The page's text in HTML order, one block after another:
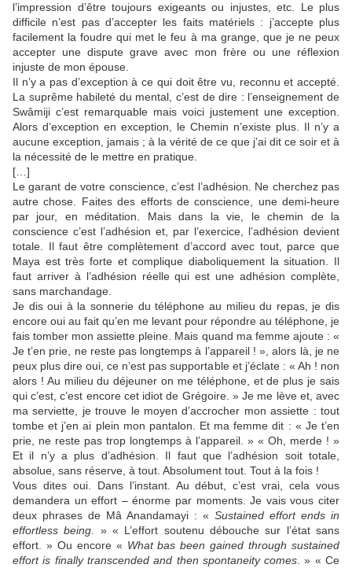
l’impression d’être toujours exigeants ou injustes, etc. Le plus
difficile n’est pas d’accepter les faits matériels : j’accepte plus
facilement la foudre qui met le feu à ma grange, que je ne peux
accepter une dispute grave avec mon frère ou une réflexion
injuste de mon épouse.
Il n’y a pas d’exception à ce qui doit être vu, reconnu et accepté.
La suprême habileté du mental, c’est de dire : l’enseignement de
Swâmiji c’est remarquable mais voici justement une exception.
Alors d’exception en exception, le Chemin n’existe plus. Il n’y a
aucune exception, jamais ; à la vérité de ce que j’ai dit ce soir et à
la nécessité de le mettre en pratique.
[…]
Le garant de votre conscience, c’est l’adhésion. Ne cherchez pas
autre chose. Faites des efforts de conscience, une demi-heure
par jour, en méditation. Mais dans la vie, le chemin de la
conscience c’est l’adhésion et, par l’exercice, l’adhésion devient
totale. Il faut être complètement d’accord avec tout, parce que
Maya est très forte et complique diaboliquement la situation. Il
faut arriver à l’adhésion réelle qui est une adhésion complète,
sans marchandage.
Je dis oui à la sonnerie du téléphone au milieu du repas, je dis
encore oui au fait qu’en me levant pour répondre au téléphone, je
fais tomber mon assiette pleine. Mais quand ma femme ajoute : «
Je t’en prie, ne reste pas longtemps à l’appareil ! », alors là, je ne
peux plus dire oui, ce n’est pas supportable et j’éclate : « Ah ! non
alors ! Au milieu du déjeuner on me téléphone, et de plus je sais
qui c’est, c’est encore cet idiot de Grégoire. » Je me lève et, avec
ma serviette, je trouve le moyen d’accrocher mon assiette : tout
tombe et j’en ai plein mon pantalon. Et ma femme dit : « Je t’en
prie, ne reste pas trop longtemps à l’appareil. » « Oh, merde ! »
Et il n’y a plus d’adhésion. Il faut que l’adhésion soit totale,
absolue, sans réserve, à tout. Absolument tout. Tout à la fois !
Vous dites oui. Dans l’instant. Au début, c’est vrai, cela vous
demandera un effort – énorme par moments. Je vais vous citer
deux phrases de Mâ Anandamayi : « Sustained effort ends in
effortless being . » « L’effort soutenu débouche sur l’état sans
effort. » Ou encore « What bas been gained through sustained
effort is finally transcended and then spontaneity comes . » « Ce